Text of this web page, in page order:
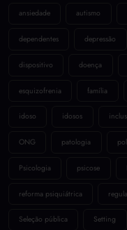
ansiedade autismo
dependentes depressão
dispositivo doença
esquizofrenia família
idoso idosos
ONG patologia
Psicologia psicose
reforma psiquiátrica
Seleção pública Setting